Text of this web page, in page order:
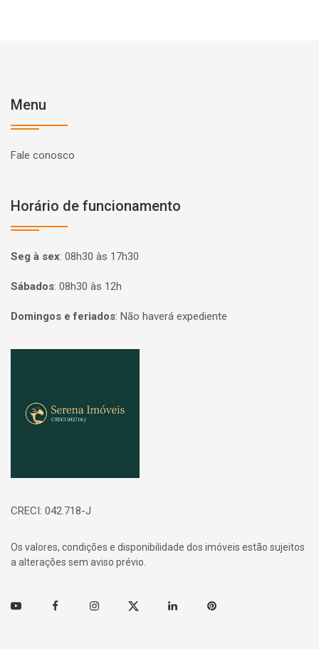
Menu
Fale conosco
Horário de funcionamento
Seg à sex: 08h30 às 17h30
Sábados: 08h30 às 12h
Domingos e feriados: Não haverá expediente
CRECI: 042.718-J
Os valores, condições e disponibilidade dos imóveis estão sujeitos
a alterações sem aviso prévio.
Youtube FacebookInstagramTwitter Linkedin Pinterest